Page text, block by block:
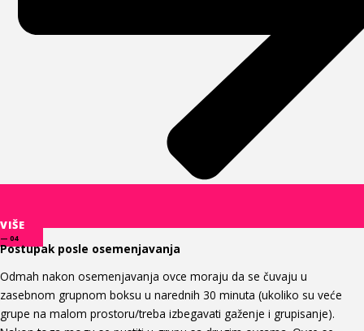
VIŠE
— 04
Postupak posle osemenjavanja
Odmah nakon osemenjavanja ovce moraju da se čuvaju u
zasebnom grupnom boksu u narednih 30 minuta (ukoliko su veće
grupe na malom prostoru/treba izbegavati gaženje i grupisanje).